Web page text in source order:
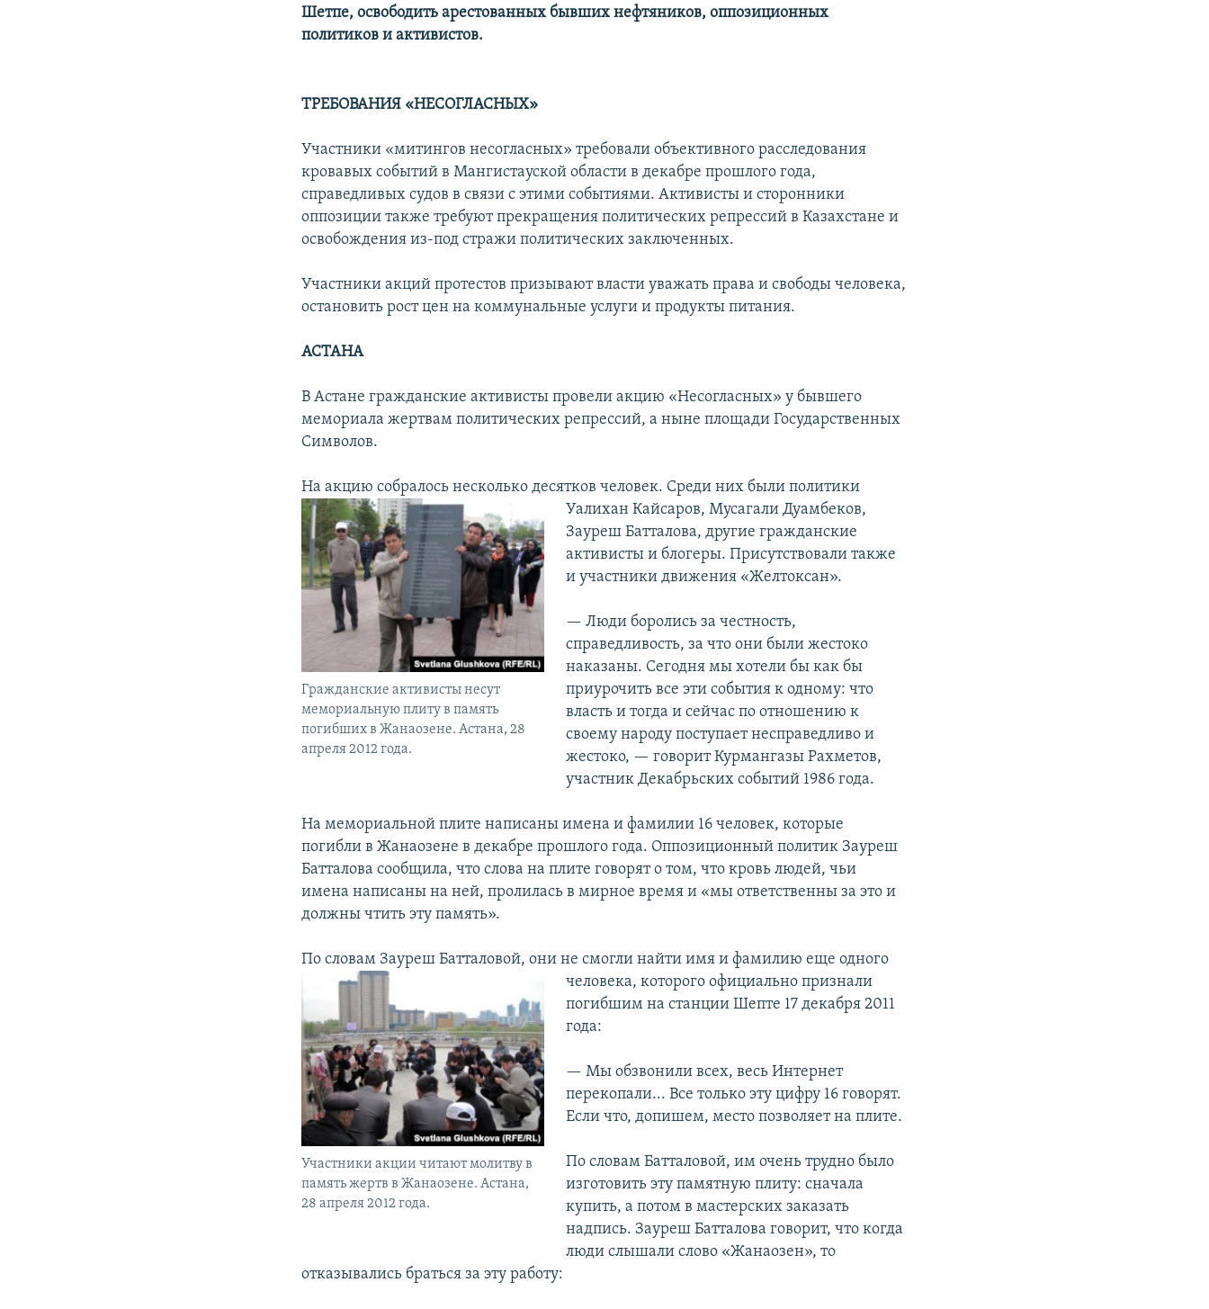
Шетпе, освободить арестованных бывших нефтяников, оппозиционных
политиков и активистов.
ТРЕБОВАНИЯ «НЕСОГЛАСНЫХ»
Участники «митингов несогласных» требовали объективного расследования
кровавых событий в Мангистауской области в декабре прошлого года,
справедливых судов в связи с этими событиями. Активисты и сторонники
оппозиции также требуют прекращения политических репрессий в Казахстане и
освобождения из-под стражи политических заключенных.
Участники акций протестов призывают власти уважать права и свободы человека,
остановить рост цен на коммунальные услуги и продукты питания.
АСТАНА
В Астане гражданские активисты провели акцию «Несогласных» у бывшего
мемориала жертвам политических репрессий, а ныне площади Государственных
Символов.
На акцию собралось несколько десятков человек. Среди них были политики
Уалихан
Гражданские активисты несут
мемориальную плиту в память
погибших в Жанаозене. Астана, 28
апреля 2012 года.
Кайсаров, Мусагали Дуамбеков,
Зауреш Батталова, другие гражданские
активисты и блогеры. Присутствовали также
и участники движения «Желтоксан».
— Люди боролись за честность,
справедливость, за что они были жестоко
наказаны. Сегодня мы хотели бы как бы
приурочить все эти события к одному: что
власть и тогда и сейчас по отношению к
своему народу поступает несправедливо и
жестоко, — говорит Курмангазы Рахметов,
участник Декабрьских событий 1986 года.
На мемориальной плите написаны имена и фамилии 16 человек, которые
погибли в Жанаозене в декабре прошлого года. Оппозиционный политик Зауреш
Батталова сообщила, что слова на плите говорят о том, что кровь людей, чьи
имена написаны на ней, пролилась в мирное время и «мы ответственны за это и
должны чтить эту память».
По словам Зауреш Батталовой, они не смогли найти имя и фамилию еще одного
Участники акции читают молитву в
память жертв в Жанаозене. Астана,
28 апреля 2012 года.
человека, которого официально признали
погибшим на станции Шепте 17 декабря 2011
года:
— Мы обзвонили всех, весь Интернет
перекопали... Все только эту цифру 16 говорят.
Если что, допишем, место позволяет на плите.
По словам Батталовой, им очень трудно было
изготовить эту памятную плиту: сначала
купить, а потом в мастерских заказать
надпись. Зауреш Батталова говорит, что когда
люди слышали слово «Жанаозен», то
отказывались браться за эту работу: